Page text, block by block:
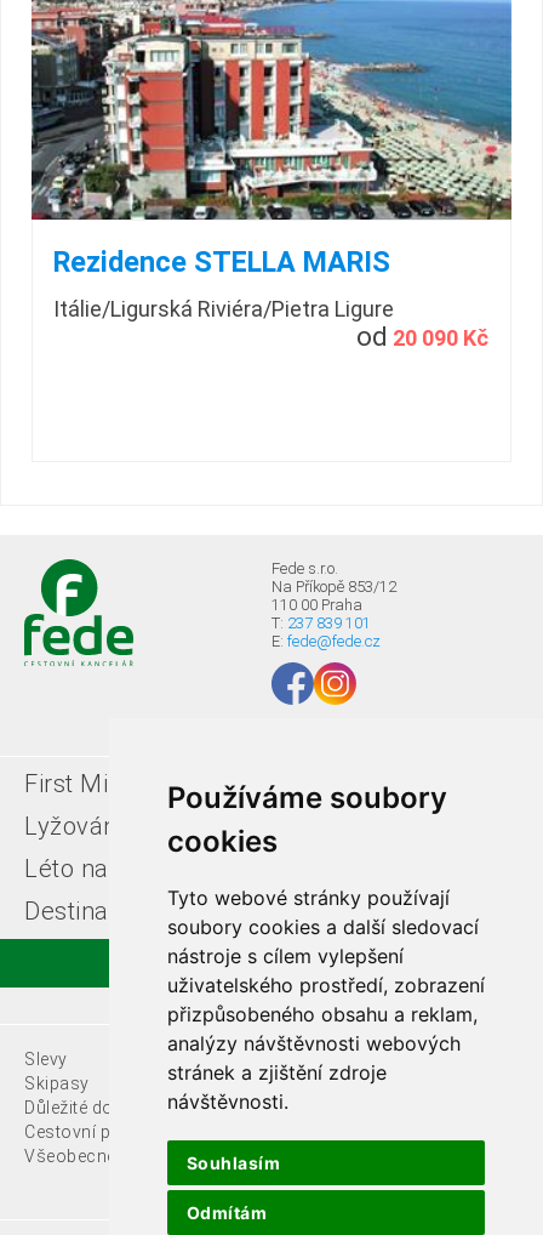
Používáme soubory
cookies
Tyto webové stránky používají
soubory cookies a další sledovací
nástroje s cílem vylepšení
uživatelského prostředí, zobrazení
přizpůsobeného obsahu a reklam,
analýzy návštěvnosti webových
stránek a zjištění zdroje
návštěvnosti.
Souhlasím
Odmítám
Rezidence STELLA MARIS
Itálie/Ligurská Riviéra/Pietra Ligure
od 20 090 Kč
Fede s.r.o.
Na Příkopě 853/12
110 00 Praha
T: 237 839 101
E: fede@fede.cz
First Minute
Last minute
Lyžování v Itálii
Léto na horách
Destinace
Slevy
Skipasy
O nás
Důležité dokumenty
Cestovní pojištění
Kontakty
Všeobecné podmínky